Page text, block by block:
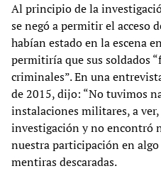
Al principio de la
se negó a permitir el acceso
habían estado en la escena
permitiría que sus soldados
criminales”. En una
de 2015, dijo: “No tuvimos
instalaciones militares, a
investigación y no
nuestra participación en
mentiras descaradas.